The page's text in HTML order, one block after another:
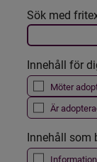
Filtrera
Det här
Sök med
Innehåll för
Möter
Är
Innehåll som
Information